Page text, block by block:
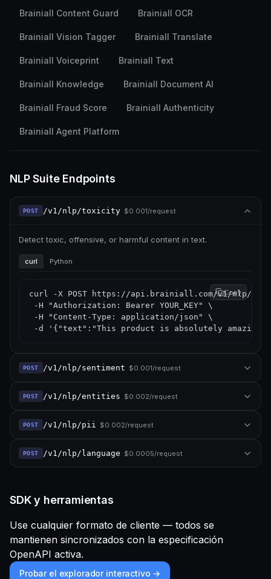
Brainiall Content Guard Brainiall OCR
Brainiall Vision Tagger Brainiall Translate
Brainiall Voiceprint Brainiall Text
Brainiall Knowledge Brainiall Document AI
Brainiall Fraud Score Brainiall Authenticity
Brainiall Agent Platform
NLP Suite Endpoints
POST /v1/nlp/toxicity $0.001/request
Detect toxic, offensive, or harmful content in text.
curl Python
Copy
curl -X POST https://api.brainiall.com/v1/nlp/
-H "Authorization: Bearer YOUR_KEY" \
-H "Content-Type: application/json" \
-d '{"text":"This product is absolutely
POST /v1/nlp/sentiment $0.001/request
POST /v1/nlp/entities $0.002/request
POST /v1/nlp/pii $0.002/request
POST /v1/nlp/language $0.0005/request
SDK y herramientas
Use cualquier formato de cliente — todos se
mantienen sincronizados con la especificación
OpenAPI activa.
Probar el explorador interactivo →